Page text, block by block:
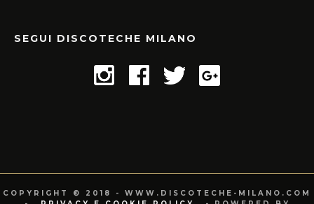
SEGUI DISCOTECHE MILANO
COPYRIGHT © 2018 - WWW.DISCOTECHE-MILANO.COM